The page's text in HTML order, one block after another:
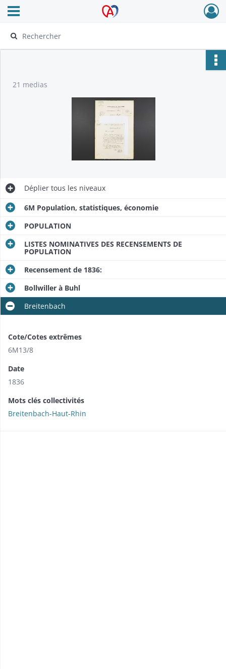
Archives Alsace - Colmar
Ouvrir le menu déroulant
21 medias
Déplier tous les niveaux
6M Population, statistiques, économie
POPULATION
LISTES NOMINATIVES DES RECENSEMENTS DE
POPULATION
Recensement de 1836:
Bollwiller à Buhl
Breitenbach
Cote/Cotes extrêmes
6M13/8
Date
1836
Mots clés collectivités
Breitenbach-Haut-Rhin